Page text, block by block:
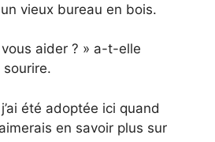
vieux bureau en bois.
aider ? » a-t-elle
été adoptée ici quand
en savoir plus sur